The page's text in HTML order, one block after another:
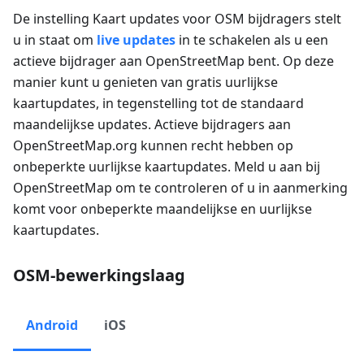
De instelling Kaart updates voor OSM bijdragers stelt
u in staat om live updates in te schakelen als u een
actieve bijdrager aan OpenStreetMap bent. Op deze
manier kunt u genieten van gratis uurlijkse
kaartupdates, in tegenstelling tot de standaard
maandelijkse updates. Actieve bijdragers aan
OpenStreetMap.org kunnen recht hebben op
onbeperkte uurlijkse kaartupdates. Meld u aan bij
OpenStreetMap om te controleren of u in aanmerking
komt voor onbeperkte maandelijkse en uurlijkse
kaartupdates.
OSM-bewerkingslaag
Android iOS